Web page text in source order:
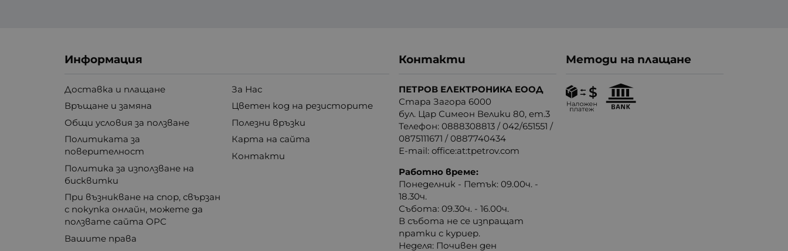
Информация
Доставка и плащане
Връщане и замяна
Общи условия за ползване
Политиката за
поверителност
Политика за използване на
бисквитки
При възникване на спор, свързан
с покупка онлайн, можете да
ползвате сайта ОРС
Вашите права
За Нас
Цветен код на резисторите
Полезни връзки
Карта на сайта
Контакти
Контакти
ПЕТРОВ ЕЛЕКТРОНИКА ЕООД
Стара Загора 6000
бул. Цар Симеон Велики 80, ет.3
Телефон:0888308813 /042/651551 /
0875111671 /0887740434
E-mail:office:at:tpetrov.com
Работно време:
Понеделник - Петък: 09.00ч. -
18.30ч.
Събота: 09.30ч. - 16.00ч.
В събота не се изпращат
пратки с куриер.
Неделя: Почивен ден
Методи на плащане